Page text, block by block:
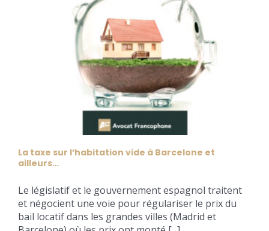
La taxe sur l’habitation vide à Barcelone et
ailleurs…
Le législatif et le gouvernement espagnol traitent
et négocient une voie pour régulariser le prix du
bail locatif dans les grandes villes (Madrid et